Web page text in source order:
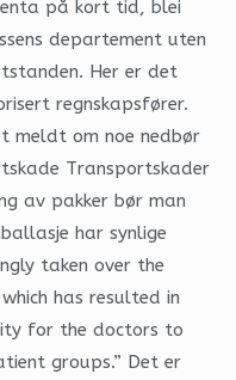
på kort tid, blei
departement uten
Her er det
regnskapsfører.
meldt om noe nedbør
Transportskader
av pakker bør man
har synlige
taken over the
has resulted in
for the doctors to
groups.” Det er